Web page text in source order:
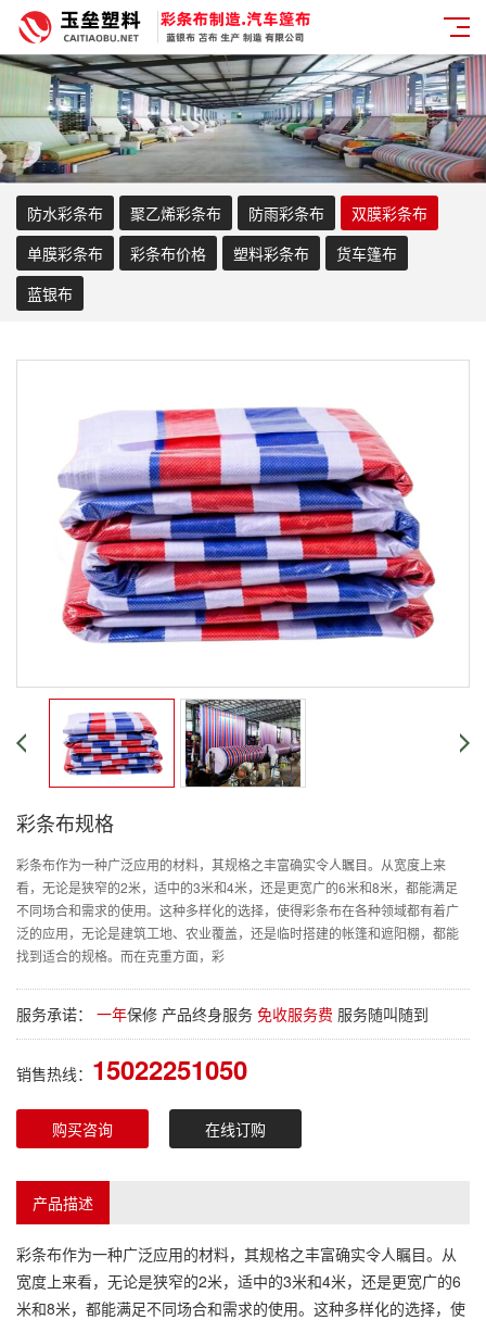
防水彩条布 聚乙烯彩条布 防雨彩条布
双膜彩条布
单膜彩条布
彩条布价格 塑料彩条布
货车篷布
蓝银布
彩条布规格
彩条布作为一种广泛应用的材料，其规格之丰富确实令人瞩目。从宽度上来
看，无论是狭窄的2米，适中的3米和4米，还是更宽广的6米和8米，都能满足
不同场合和需求的使用。这种多样化的选择，使得彩条布在各种领域都有着广
泛的应用，无论是建筑工地、农业覆盖，还是临时搭建的帐篷和遮阳棚，都能
找到适合的规格。而在克重方面，彩
服务承诺： 一年保修 产品终身服务 免收服务费 服务随叫随到
销售热线： 15022251050
购买咨询 在线订购
产品描述
彩条布作为一种广泛应用的材料，其规格之丰富确实令人瞩目。从
宽度上来看，无论是狭窄的2米，适中的3米和4米，还是更宽广的6
米和8米，都能满足不同场合和需求的使用。这种多样化的选择，使